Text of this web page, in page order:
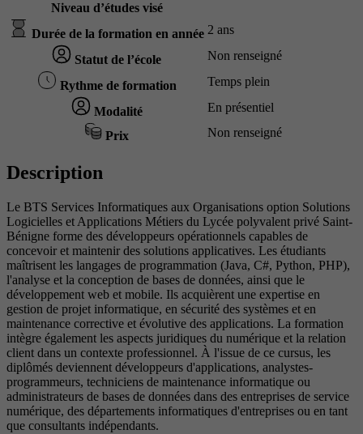
Niveau d’études visé
Durée de la formation en année 2 ans
Statut de l’école Non renseigné
Rythme de formation Temps plein
Modalité En présentiel
Prix Non renseigné
Description
Le BTS Services Informatiques aux Organisations option Solutions
Logicielles et Applications Métiers du Lycée polyvalent privé Saint-
Bénigne forme des développeurs opérationnels capables de
concevoir et maintenir des solutions applicatives. Les étudiants
maîtrisent les langages de programmation (Java, C#, Python, PHP),
l'analyse et la conception de bases de données, ainsi que le
développement web et mobile. Ils acquièrent une expertise en
gestion de projet informatique, en sécurité des systèmes et en
maintenance corrective et évolutive des applications. La formation
intègre également les aspects juridiques du numérique et la relation
client dans un contexte professionnel. À l'issue de ce cursus, les
diplômés deviennent développeurs d'applications, analystes-
programmeurs, techniciens de maintenance informatique ou
administrateurs de bases de données dans des entreprises de service
numérique, des départements informatiques d'entreprises ou en tant
que consultants indépendants.